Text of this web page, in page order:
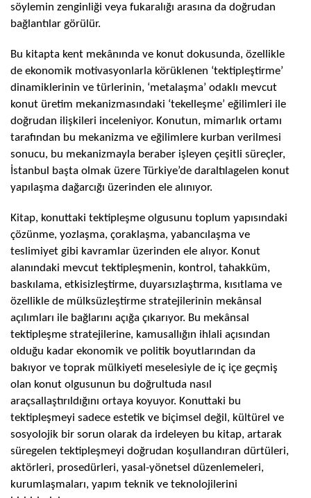
söylemin zenginliği veya fukaralığı arasına da doğrudan
bağlantılar görülür.
Bu kitapta kent mekânında ve konut dokusunda, özellikle
de ekonomik motivasyonlarla körüklenen ‘tektipleştirme’
dinamiklerinin ve türlerinin, ‘metalaşma’ odaklı mevcut
konut üretim mekanizmasındaki ‘tekelleşme’ eğilimleri ile
doğrudan ilişkileri inceleniyor. Konutun, mimarlık ortamı
tarafından bu mekanizma ve eğilimlere kurban verilmesi
sonucu, bu mekanizmayla beraber işleyen çeşitli süreçler,
İstanbul başta olmak üzere Türkiye’de daraltılagelen konut
yapılaşma dağarcığı üzerinden ele alınıyor.
Kitap, konuttaki tektipleşme olgusunu toplum yapısındaki
çözünme, yozlaşma, çoraklaşma, yabancılaşma ve
teslimiyet gibi kavramlar üzerinden ele alıyor. Konut
alanındaki mevcut tektipleşmenin, kontrol, tahakküm,
baskılama, etkisizleştirme, duyarsızlaştırma, kısıtlama ve
özellikle de mülksüzleştirme stratejilerinin mekânsal
açılımları ile bağlarını açığa çıkarıyor. Bu mekânsal
tektipleşme stratejilerine, kamusallığın ihlali açısından
olduğu kadar ekonomik ve politik boyutlarından da
bakıyor ve toprak mülkiyeti meselesiyle de iç içe geçmiş
olan konut olgusunun bu doğrultuda nasıl
araçsallaştırıldığını ortaya koyuyor. Konuttaki bu
tektipleşmeyi sadece estetik ve biçimsel değil, kültürel ve
sosyolojik bir sorun olarak da irdeleyen bu kitap, artarak
süregelen tektipleşmeyi doğrudan koşullandıran dürtüleri,
aktörleri, prosedürleri, yasal-yönetsel düzenlemeleri,
kurumlaşmaları, yapım teknik ve teknolojilerini